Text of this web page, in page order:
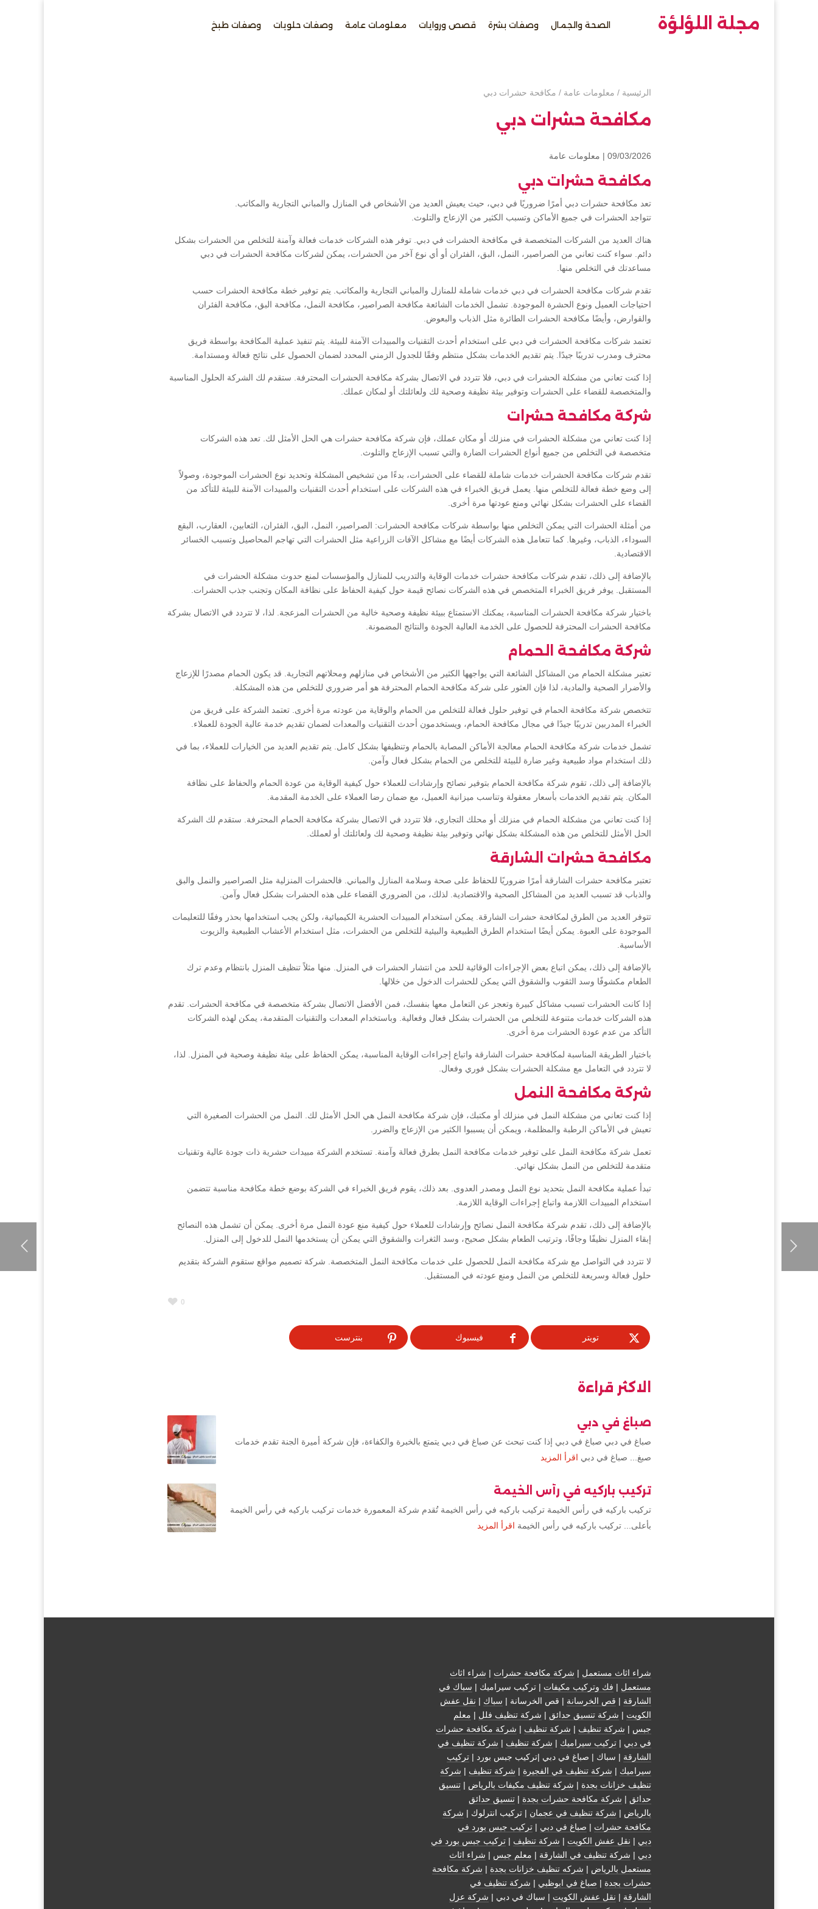
مجلة اللؤلؤة الصحة والجمال وصفات بشرة قصص وروايات معلومات عامة وصفات حلويات وصفات طبخ
الرئيسية / معلومات عامة / مكافحة حشرات دبي
مكافحة حشرات دبي
09/03/2026 | معلومات عامة
مكافحة حشرات دبي
تعد مكافحة حشرات دبي أمرًا ضروريًا في دبي، حيث يعيش العديد من الأشخاص في المنازل والمباني التجارية والمكاتب.
تتواجد الحشرات في جميع الأماكن وتسبب الكثير من الإزعاج والتلوث.
هناك العديد من الشركات المتخصصة في مكافحة الحشرات في دبي. توفر هذه الشركات خدمات فعالة وآمنة للتخلص من الحشرات بشكل
دائم. سواء كنت تعاني من الصراصير، النمل، البق، الفئران أو أي نوع آخر من الحشرات، يمكن لشركات مكافحة الحشرات في دبي
مساعدتك في التخلص منها.
تقدم شركات مكافحة الحشرات في دبي خدمات شاملة للمنازل والمباني التجارية والمكاتب. يتم توفير خطة مكافحة الحشرات حسب
احتياجات العميل ونوع الحشرة الموجودة. تشمل الخدمات الشائعة مكافحة الصراصير، مكافحة النمل، مكافحة البق، مكافحة الفئران
والقوارض، وأيضًا مكافحة الحشرات الطائرة مثل الذباب والبعوض.
تعتمد شركات مكافحة الحشرات في دبي على استخدام أحدث التقنيات والمبيدات الآمنة للبيئة. يتم تنفيذ عملية المكافحة بواسطة فريق
محترف ومدرب تدريبًا جيدًا. يتم تقديم الخدمات بشكل منتظم وفقًا للجدول الزمني المحدد لضمان الحصول على نتائج فعالة ومستدامة.
إذا كنت تعاني من مشكلة الحشرات في دبي، فلا تتردد في الاتصال بشركة مكافحة الحشرات المحترفة. ستقدم لك الشركة الحلول المناسبة
والمتخصصة للقضاء على الحشرات وتوفير بيئة نظيفة وصحية لك ولعائلتك أو لمكان عملك.
شركة مكافحة حشرات
إذا كنت تعاني من مشكلة الحشرات في منزلك أو مكان عملك، فإن شركة مكافحة حشرات هي الحل الأمثل لك. تعد هذه الشركات
متخصصة في التخلص من جميع أنواع الحشرات الضارة والتي تسبب الإزعاج والتلوث.
تقدم شركات مكافحة الحشرات خدمات شاملة للقضاء على الحشرات، بدءًا من تشخيص المشكلة وتحديد نوع الحشرات الموجودة، وصولاً
إلى وضع خطة فعالة للتخلص منها. يعمل فريق الخبراء في هذه الشركات على استخدام أحدث التقنيات والمبيدات الآمنة للبيئة للتأكد من
القضاء على الحشرات بشكل نهائي ومنع عودتها مرة أخرى.
من أمثلة الحشرات التي يمكن التخلص منها بواسطة شركات مكافحة الحشرات: الصراصير، النمل، البق، الفئران، الثعابين، العقارب، البقع
السوداء، الذباب، وغيرها. كما تتعامل هذه الشركات أيضًا مع مشاكل الآفات الزراعية مثل الحشرات التي تهاجم المحاصيل وتسبب الخسائر
الاقتصادية.
بالإضافة إلى ذلك، تقدم شركات مكافحة حشرات خدمات الوقاية والتدريب للمنازل والمؤسسات لمنع حدوث مشكلة الحشرات في
المستقبل. يوفر فريق الخبراء المتخصص في هذه الشركات نصائح قيمة حول كيفية الحفاظ على نظافة المكان وتجنب جذب الحشرات.
باختيار شركة مكافحة الحشرات المناسبة، يمكنك الاستمتاع ببيئة نظيفة وصحية خالية من الحشرات المزعجة. لذا، لا تتردد في الاتصال بشركة
مكافحة الحشرات المحترفة للحصول على الخدمة العالية الجودة والنتائج المضمونة.
شركة مكافحة الحمام
تعتبر مشكلة الحمام من المشاكل الشائعة التي يواجهها الكثير من الأشخاص في منازلهم ومحلاتهم التجارية. قد يكون الحمام مصدرًا للإزعاج
والأضرار الصحية والمادية، لذا فإن العثور على شركة مكافحة الحمام المحترفة هو أمر ضروري للتخلص من هذه المشكلة.
تتخصص شركة مكافحة الحمام في توفير حلول فعالة للتخلص من الحمام والوقاية من عودته مرة أخرى. تعتمد الشركة على فريق من
الخبراء المدربين تدريبًا جيدًا في مجال مكافحة الحمام، ويستخدمون أحدث التقنيات والمعدات لضمان تقديم خدمة عالية الجودة للعملاء.
تشمل خدمات شركة مكافحة الحمام معالجة الأماكن المصابة بالحمام وتنظيفها بشكل كامل. يتم تقديم العديد من الخيارات للعملاء، بما في
ذلك استخدام مواد طبيعية وغير ضارة للبيئة للتخلص من الحمام بشكل فعال وآمن.
بالإضافة إلى ذلك، تقوم شركة مكافحة الحمام بتوفير نصائح وإرشادات للعملاء حول كيفية الوقاية من عودة الحمام والحفاظ على نظافة
المكان. يتم تقديم الخدمات بأسعار معقولة وتناسب ميزانية العميل، مع ضمان رضا العملاء على الخدمة المقدمة.
إذا كنت تعاني من مشكلة الحمام في منزلك أو محلك التجاري، فلا تتردد في الاتصال بشركة مكافحة الحمام المحترفة. ستقدم لك الشركة
الحل الأمثل للتخلص من هذه المشكلة بشكل نهائي وتوفير بيئة نظيفة وصحية لك ولعائلتك أو لعملك.
مكافحة حشرات الشارقة
تعتبر مكافحة حشرات الشارقة أمرًا ضروريًا للحفاظ على صحة وسلامة المنازل والمباني. فالحشرات المنزلية مثل الصراصير والنمل والبق
والذباب قد تسبب العديد من المشاكل الصحية والاقتصادية. لذلك، من الضروري القضاء على هذه الحشرات بشكل فعال وآمن.
تتوفر العديد من الطرق لمكافحة حشرات الشارقة. يمكن استخدام المبيدات الحشرية الكيميائية، ولكن يجب استخدامها بحذر وفقًا للتعليمات
الموجودة على العبوة. يمكن أيضًا استخدام الطرق الطبيعية والبيئية للتخلص من الحشرات، مثل استخدام الأعشاب الطبيعية والزيوت
الأساسية.
بالإضافة إلى ذلك، يمكن اتباع بعض الإجراءات الوقائية للحد من انتشار الحشرات في المنزل. منها مثلاً تنظيف المنزل بانتظام وعدم ترك
الطعام مكشوفًا وسد الثقوب والشقوق التي يمكن للحشرات الدخول من خلالها.
إذا كانت الحشرات تسبب مشاكل كبيرة وتعجز عن التعامل معها بنفسك، فمن الأفضل الاتصال بشركة متخصصة في مكافحة الحشرات. تقدم
هذه الشركات خدمات متنوعة للتخلص من الحشرات بشكل فعال وفعالية. وباستخدام المعدات والتقنيات المتقدمة، يمكن لهذه الشركات
التأكد من عدم عودة الحشرات مرة أخرى.
باختيار الطريقة المناسبة لمكافحة حشرات الشارقة واتباع إجراءات الوقاية المناسبة، يمكن الحفاظ على بيئة نظيفة وصحية في المنزل. لذا،
لا تتردد في التعامل مع مشكلة الحشرات بشكل فوري وفعال.
شركة مكافحة النمل
إذا كنت تعاني من مشكلة النمل في منزلك أو مكتبك، فإن شركة مكافحة النمل هي الحل الأمثل لك. النمل من الحشرات الصغيرة التي
تعيش في الأماكن الرطبة والمظلمة، ويمكن أن يسببوا الكثير من الإزعاج والضرر.
تعمل شركة مكافحة النمل على توفير خدمات مكافحة النمل بطرق فعالة وآمنة. تستخدم الشركة مبيدات حشرية ذات جودة عالية وتقنيات
متقدمة للتخلص من النمل بشكل نهائي.
تبدأ عملية مكافحة النمل بتحديد نوع النمل ومصدر العدوى. بعد ذلك، يقوم فريق الخبراء في الشركة بوضع خطة مكافحة مناسبة تتضمن
استخدام المبيدات اللازمة واتباع إجراءات الوقاية اللازمة.
بالإضافة إلى ذلك، تقدم شركة مكافحة النمل نصائح وإرشادات للعملاء حول كيفية منع عودة النمل مرة أخرى. يمكن أن تشمل هذه النصائح
إبقاء المنزل نظيفًا وجافًا، وترتيب الطعام بشكل صحيح، وسد الثغرات والشقوق التي يمكن أن يستخدمها النمل للدخول إلى المنزل.
لا تتردد في التواصل مع شركة مكافحة النمل للحصول على خدمات مكافحة النمل المتخصصة. شركة تصميم مواقع ستقوم الشركة بتقديم
حلول فعالة وسريعة للتخلص من النمل ومنع عودته في المستقبل.
0
تويتر فيسبوك بنترست
الاكثر قراءة
صباغ في دبي
صباغ في دبي صباغ في دبي إذا كنت تبحث عن صباغ في دبي يتمتع بالخبرة والكفاءة، فإن شركة أميرة الجنة تقدم خدمات
صبغ... صباغ في دبي اقرأ المزيد
تركيب باركيه في رأس الخيمة
تركيب باركيه في رأس الخيمة تركيب باركيه في رأس الخيمة تُقدم شركة المعمورة خدمات تركيب باركيه في رأس الخيمة
بأعلى... تركيب باركيه في رأس الخيمة اقرأ المزيد
شراء اثاث مستعمل | شركة مكافحة حشرات | شراء اثاث
مستعمل | فك وتركيب مكيفات | تركيب سيراميك | سباك في
الشارقة | قص الخرسانة | قص الخرسانة | سباك | نقل عفش
الكويت | شركة تنسيق حدائق | شركة تنظيف فلل | معلم
جبس | شركة تنظيف | شركة تنظيف | شركة مكافحة حشرات
في دبي |تركيب سيراميك | شركة تنظيف | شركة تنظيف في
الشارقة | سباك | صباغ في دبي |تركيب جبس بورد |تركيب
سيراميك | شركة تنظيف في الفجيرة | شركة تنظيف | شركة
تنظيف خزانات بجدة | شركة تنظيف مكيفات بالرياض |تنسيق
حدائق | شركة مكافحة حشرات بجدة |تنسيق حدائق
بالرياض | شركة تنظيف في عجمان | تركيب انترلوك | شركة
مكافحة حشرات | صباغ في دبي |تركيب جبس بورد في
دبي | نقل عفش الكويت | شركة تنظيف |تركيب جبس بورد في
دبي | شركة تنظيف في الشارقة | معلم جبس | شراء اثاث
مستعمل بالرياض | شركه تنظيف خزانات بجدة | شركة مكافحة
حشرات بجدة | صباغ في ابوظبي | شركة تنظيف في
الشارقة | نقل عفش الكويت | سباك في دبي | شركة عزل